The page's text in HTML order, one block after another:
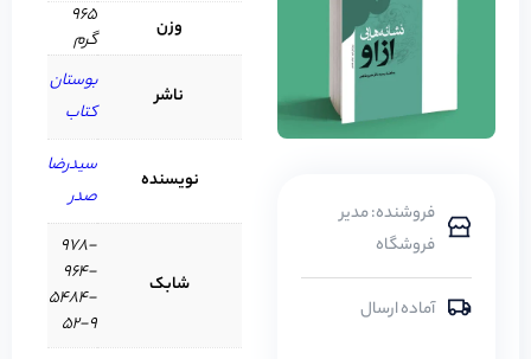
فروشنده: مدیر
فروشگاه
آماده ارسال
وزن
965
گرم
ناشر
بوستان
کتاب
نویسنده
سیدرضا
صدر
شابک
978-
964-
5484-
52-9